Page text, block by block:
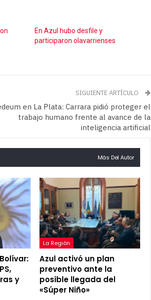
En Azul hubo desfile y
participaron olavarrienses
SIGUIENTE ARTÍCULO
en La Plata: Carrara pidió proteger el
trabajo humano frente al avance de la
inteligencia artificial
Más Del Autor
y
La Región
Azul activó un plan
preventivo ante la
posible llegada del
«Súper Niño»